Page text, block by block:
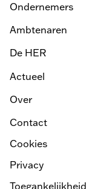
Ondernemers
Ambtenaren
De HER
Actueel
Over
Contact
Cookies
Privacy
Toegankelijkheid